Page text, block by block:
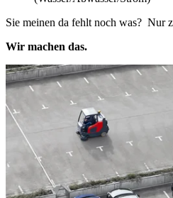
Sie meinen da fehlt noch was? Nur
Wir machen das.